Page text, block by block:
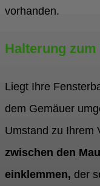
vorhanden.
Halterung zum
Liegt Ihre
dem Gemäuer
Umstand zu Ihrem
zwischen den
einklemmen, der